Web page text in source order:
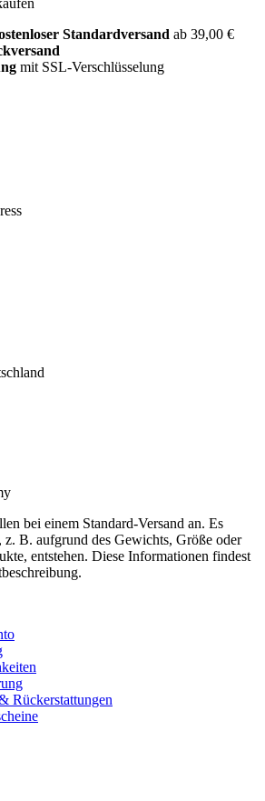
Standardversand ab 39,00 €
mit SSL-Verschlüsselung
bei einem Standard-Versand an. Es
B. aufgrund des Gewichts, Größe oder
entstehen. Diese Informationen findest
Rückerstattungen